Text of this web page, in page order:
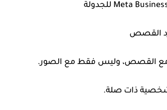
مع القصص، وليس فقط مع الصور.
ذات صلة.